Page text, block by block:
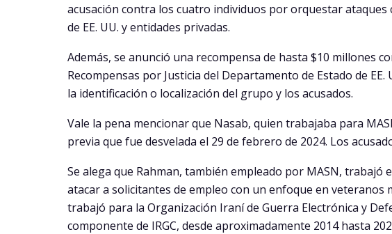
acusación contra los cuatro individuos por orquestar
de EE. UU. y entidades privadas.
Además, se anunció una recompensa de hasta $10 millones
Recompensas por Justicia del Departamento de Estado de
la identificación o localización del grupo y los acusados.
Vale la pena mencionar que Nasab, quien trabajaba para
previa que fue desvelada el 29 de febrero de 2024. Los
Se alega que Rahman, también empleado por MASN, trabajó
atacar a solicitantes de empleo con un enfoque en veteranos
trabajó para la Organización Iraní de Guerra Electrónica y
componente de IRGC, desde aproximadamente 2014 hasta